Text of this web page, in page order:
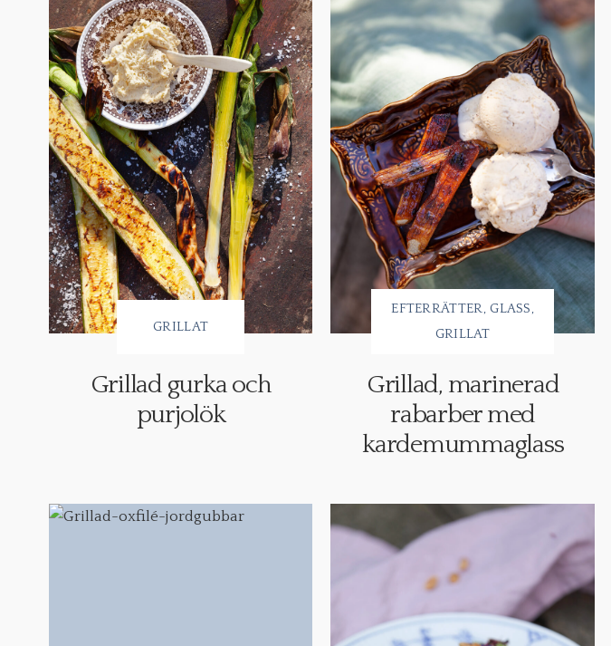
GRILLAT
Grillad gurka och
purjolök
EFTERRÄTTER GLASS
GRILLAT
Grillad, marinerad
rabarber med
kardemummaglass